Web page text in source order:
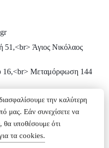
Άγιος Νικόλαος
16,<br> Μεταμόρφωση 144
| GetConnected
την καλύτερη
μας. Εάν συνεχίσετε να
θα υποθέσουμε ότι
τα cookies.